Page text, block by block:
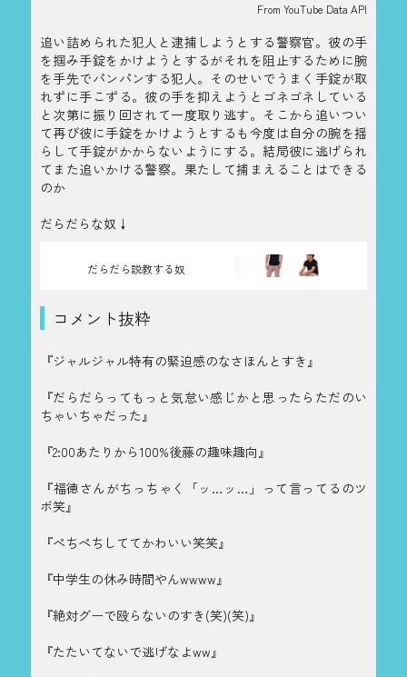
From YouTube Data API
追い詰められた犯人と逮捕しようとする警察官。彼の手
を掴み手錠をかけようとするがそれを阻止するために腕
を手先でパンパンする犯人。そのせいでうまく手錠が取
れずに手こずる。彼の手を抑えようとゴネゴネしている
と次第に振り回されて一度取り逃す。そこから追いつい
て再び彼に手錠をかけようとするも今度は自分の腕を揺
らして手錠がかからないようにする。結局彼に逃げられ
てまた追いかける警察。果たして捕まえることはできる
のか
だらだらな奴↓
だらだら説教する奴
コメント抜粋
『ジャルジャル特有の緊迫感のなさほんとすき』
『だらだらってもっと気怠い感じかと思ったらただのい
ちゃいちゃだった』
『2:00あたりから100%後藤の趣味趣向』
『福徳さんがちっちゃく「ッ…ッ…」って言ってるのツ
ボ笑』
『ぺちぺちしててかわいい笑笑』
『中学生の休み時間やんwwww』
『絶対グーで殴らないのすき(笑)(笑)』
『たたいてないで逃げなよww』